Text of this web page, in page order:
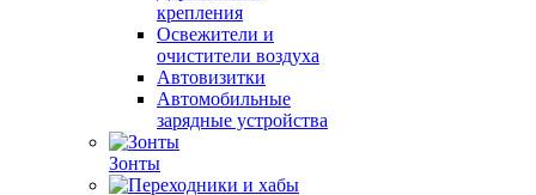
крепления
Освежители и
очистители воздуха
Автовизитки
Автомобильные
зарядные устройства
Зонты